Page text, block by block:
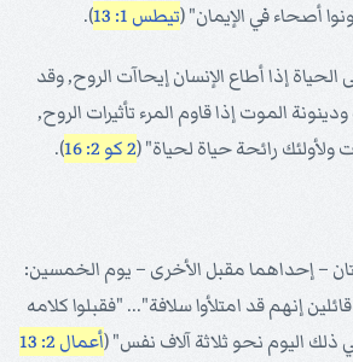
أصحاء في الإيمان" (تيطس 1: 13 ).
إذا أطاع الإنسان إيحاآت الروح, وقد
الموت إذا قاوم المرء تأثيرات الروح,
رائحة حياة لحياة" (2 كو 2: 16 ).
– إحداهما مقبل الأخرى – يوم الخمسين:
إنهم قد امتلأوا سلافة"... "فقبلوا كلامه
ذلك اليوم نحو ثلاثة آلاف نفس" (أعمال 2: 13